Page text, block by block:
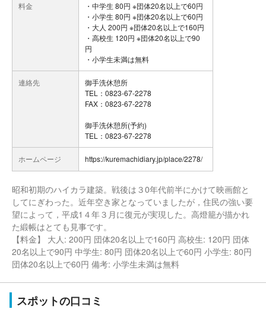
料金
・中学生 80円 ※団体20名以上で60円
・小学生 80円 ※団体20名以上で60円
・大人 200円 ※団体20名以上で160円
・高校生 120円 ※団体20名以上で90
円
・小学生未満は無料
連絡先
御手洗休憩所
TEL：0823-67-2278
FAX：0823-67-2278
御手洗休憩所(予約)
TEL：0823-67-2278
ホームページ https://kuremachidiary.jp/place/2278/
昭和初期のハイカラ建築。戦後は３0年代前半にかけて映画館と
してにぎわった。近年空き家となっていましたが，住民の強い要
望によって，平成1４年３月に復元が実現した。高燈籠が描かれ
た緞帳はとても見事です。
【料金】 大人: 200円 団体20名以上で160円 高校生: 120円 団体
20名以上で90円 中学生: 80円 団体20名以上で60円 小学生: 80円
団体20名以上で60円 備考: 小学生未満は無料
スポットの口コミ